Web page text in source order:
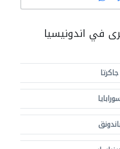
في اندونيسيا
جاكرتا